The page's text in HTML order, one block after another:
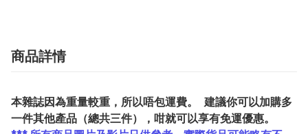
商品詳情
本雜誌因為重量較重，所以唔包運費。 建議你可以加購多
一件其他產品（總共三件），咁就可以享有免運優惠。